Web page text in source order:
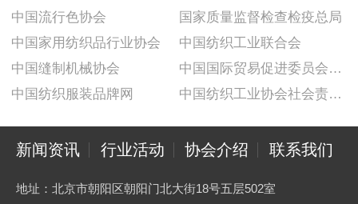
中国流行色协会
中国家用纺织品行业协会
中国缝制机械协会
中国纺织服装品牌网
国家质量监督检查检疫总局
中国纺织工业联合会
中国国际贸易促进委员会纺织行业分会
中国纺织工业协会社会责任建设推广委员会
新闻资讯 行业活动 协会介绍 联系我们
地址：北京市朝阳区朝阳门北大街18号五层502室